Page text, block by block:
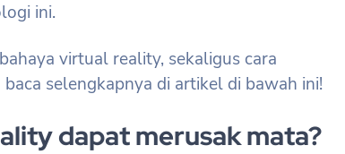
ini.
virtual reality, sekaligus cara
selengkapnya di artikel di bawah ini!
dapat merusak mata?